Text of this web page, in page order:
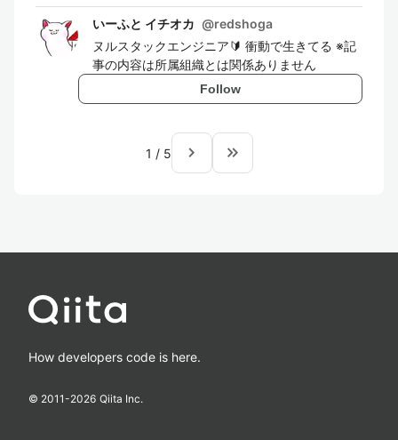
いーふと イチオカ @redshoga
ヌルスタックエンジニア🔰 衝動で生きてる ※記
事の内容は所属組織とは関係ありません
Follow
1 / 5 navigate_next keyboard_double_arrow_right
How developers code is here.
© 2011-2026 Qiita Inc.